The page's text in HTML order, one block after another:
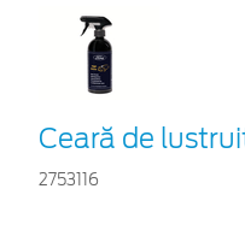
Ceară de
2753116